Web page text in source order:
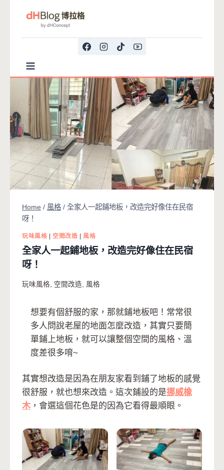
Home / 風格 / 全家人一起鋪地板，改造完好像住在民宿
呀！
玩味風格 空間改造 |風格
全家人一起鋪地板，改造完好像住在民宿
呀！
玩味風格 空間改造 風格
想要有個舒服的家，那就鋪地板吧！常常很
多人問說老屋的地面怎麼改造，其實只要簡
單鋪上地板，就可以讓整個空間的風格、溫
度差很多唷~
其實想改造是因為在朋友家看到鋪了地板的感覺
很舒服，就也想來改造。這次鋪設的是挪威橡
木 ，會選這個花色是的因為它看得最順眼。